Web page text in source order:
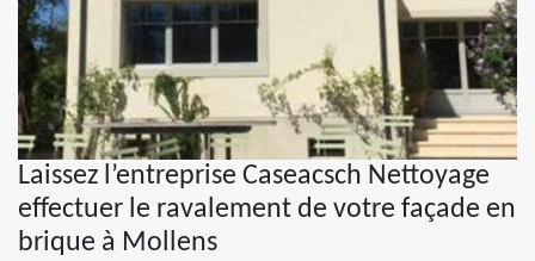
Laissez l’entreprise Caseacsch Nettoyage
effectuer le ravalement de votre façade en
brique à Mollens